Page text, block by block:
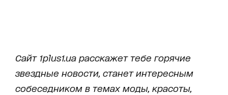
Сайт 1plus1.ua расскажет тебе горячие
звездные новости, станет интересным
собеседником в темах моды, красоты,